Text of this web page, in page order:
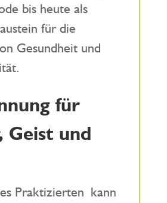
bis heute als
für die
Gesundheit und
für
Geist und
Praktizierten kann